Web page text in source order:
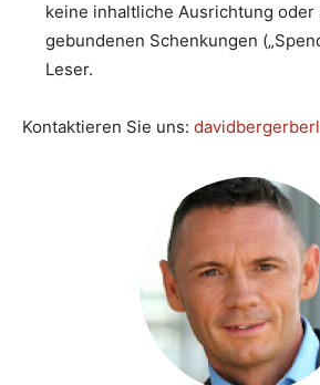
keine inhaltliche Ausrichtung oder
gebundenen Schenkungen
Leser.
Kontaktieren Sie uns: